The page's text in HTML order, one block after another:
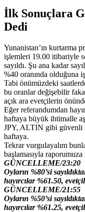
İlk Sonuçlara
Dedi
Yunanistan’ın kurtarma
işlemleri 19.00 itibariyle
sayıldı. Şu ana kadar
%40 oranında olduğuna
Tabi önümüzdeki
bu oranlar değişebilir
açık ara evetçilerin
Eğer referandumdan
haftaya büyük ihtimalle
JPY, ALTIN gibi güvenli
haftaya.
Tekrar vurgulayalım
başlamasıyla
GÜNCELLEME/23:20
Oyların %80’si
hayırcılar %61.50,
GÜNCELLEME/21:55
Oyların %50’si
hayırcılar %61.25,